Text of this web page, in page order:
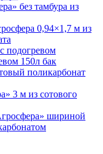
без тамбура из
0,94×1,7 м из
подогревом
150л бак
поликарбонат
3 м из сотового
шириной